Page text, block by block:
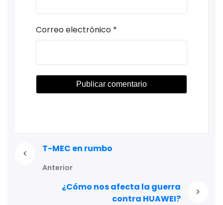
Correo electrónico *
T-MEC en rumbo
Anterior
¿Cómo nos afecta la guerra
contra HUAWEI?